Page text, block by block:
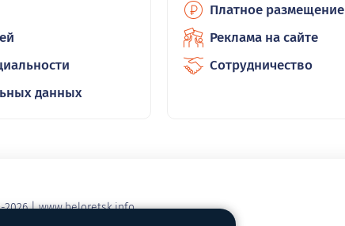
данных
Платное размещение
Реклама на сайте
Сотрудничество
2026 | www.beloretsk.info